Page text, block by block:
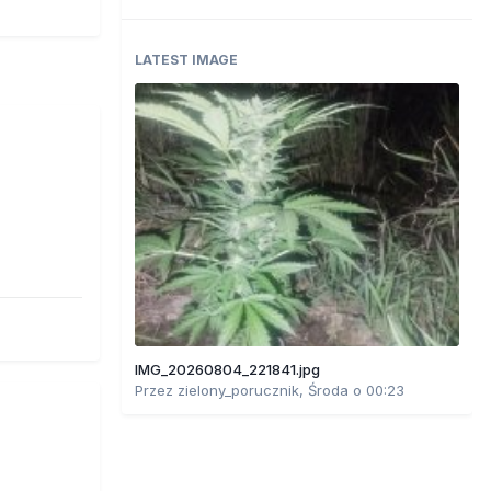
LATEST IMAGE
IMG_20260804_221841.jpg
Przez zielony_porucznik, Środa o 00:23